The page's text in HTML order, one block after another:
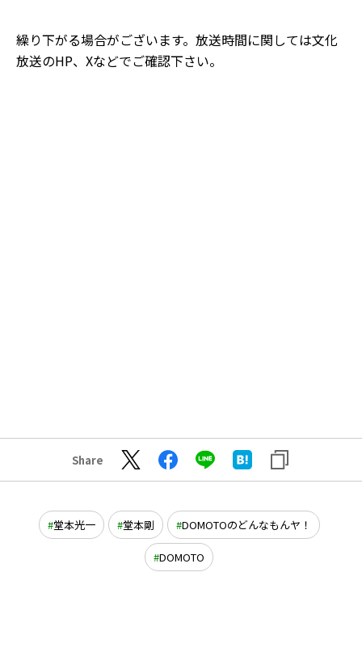
繰り下がる場合がございます。放送時間に関しては文化
放送のHP、Xなどでご確認下さい。
Share
堂本光一 堂本剛 DOMOTOのどんなもんヤ！
DOMOTO